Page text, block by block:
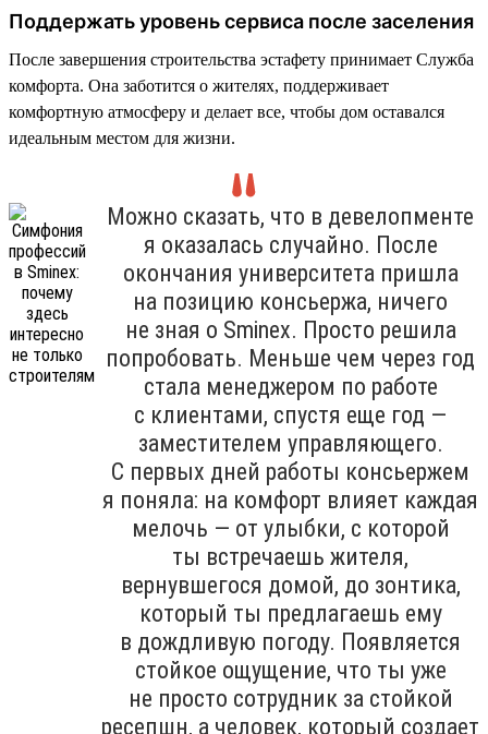
Поддержать уровень сервиса после заселения
После завершения строительства эстафету принимает Служба
комфорта. Она заботится о жителях, поддерживает
комфортную атмосферу и делает все, чтобы дом оставался
идеальным местом для жизни.
Можно сказать, что в девелопменте
я оказалась случайно. После
окончания университета пришла
на позицию консьержа, ничего
не зная о Sminex. Просто решила
попробовать. Меньше чем через год
стала менеджером по работе
с клиентами, спустя еще год —
заместителем управляющего.
С первых дней работы консьержем
я поняла: на комфорт влияет каждая
мелочь — от улыбки, с которой
ты встречаешь жителя,
вернувшегося домой, до зонтика,
который ты предлагаешь ему
в дождливую погоду. Появляется
стойкое ощущение, что ты уже
не просто сотрудник за стойкой
ресепшн, а человек, который создает